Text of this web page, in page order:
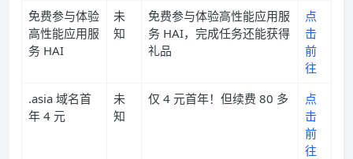
免费参与体验
高性能应用服
务 HAI
未
知
免费参与体验高性能应用服
务 HAI，完成任务还能获得
礼品
点
击
前
往
.asia 域名首
年 4 元
未
知
仅 4 元首年！但续费 80 多
点
击
前
往